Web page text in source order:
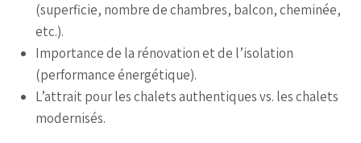
(superficie, nombre de chambres, balcon, cheminée,
etc.).
Importance de la rénovation et de l’isolation
(performance énergétique).
L’attrait pour les chalets authentiques vs. les chalets
modernisés.